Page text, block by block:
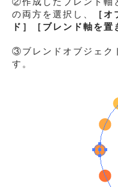
の両方を選択し、
［
ド］
［ブレンド軸を置
③ブレンドオブジェク
す。